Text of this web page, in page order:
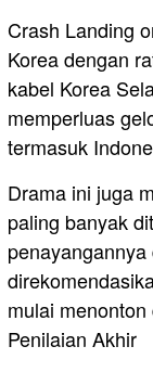
Crash Landing
Korea dengan
kabel Korea
memperluas
termasuk
Drama ini juga
paling banyak
mulai
Penilaian Akhir